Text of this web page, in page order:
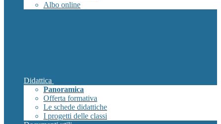
Albo online
Didattica
Panoramica
Offerta formativa
Le schede didattiche
I progetti delle classi